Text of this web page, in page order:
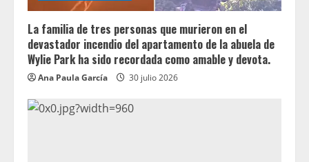
La familia de tres personas que murieron en el
devastador incendio del apartamento de la abuela de
Wylie Park ha sido recordada como amable y devota.
Ana Paula García 30 julio 2026